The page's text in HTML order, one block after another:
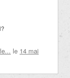
le 14 mai